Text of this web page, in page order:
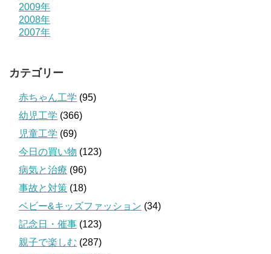
2009年
2008年
2007年
カテゴリー
赤ちゃん工学 (95)
幼児工学 (366)
児童工学 (69)
今日の買い物 (123)
病気と治療 (96)
事故と対策 (18)
ベビー&キッズファッション (34)
記念日・催事 (123)
親子で楽しむ (287)